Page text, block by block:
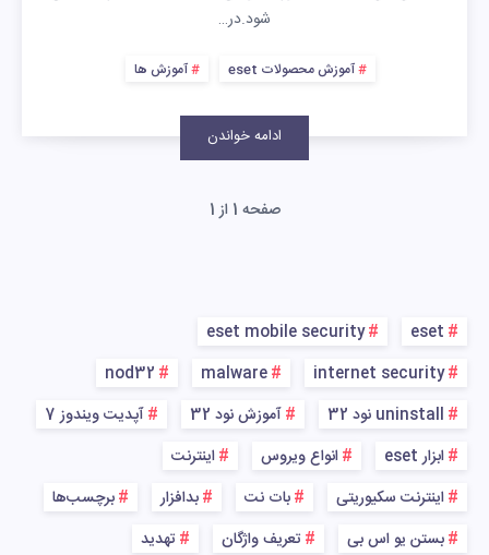
شود.در…
آموزش محصولات eset آموزش ها
ادامه خواندن
صفحه 1 از 1
eset
eset mobile security
internet security
malware
nod32
uninstall نود 32
آموزش نود 32
آپدیت ویندوز 7
ابزار eset
انواع ویروس
اینترنت
اینترنت سکیوریتی
بات نت بدافزار
برچسب‌ها
بستن یو اس بی
تعریف واژگان
تهدید